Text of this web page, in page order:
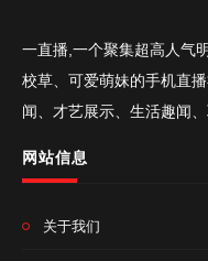
一直播,一个聚集超高人气
校草、可爱萌妹的手机直
闻、才艺展示、生活趣闻
网站信息
关于我们